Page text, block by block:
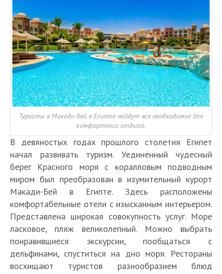
Туристы в Макади-Бей в Египте найдут все необходимое для
комфортного отдыха.
В девяностых годах прошлого столетия Египет
начал развивать туризм. Уединённый чудесный
берег Красного моря с коралловым подводным
миром был преобразован в изумительный курорт
Макади-Бей в Египте. Здесь расположены
комфортабельные отели с изысканным интерьером.
Представлена широкая совокупность услуг. Море
ласковое, пляж великолепный. Можно выбрать
понравившиеся экскурсии, пообщаться с
дельфинами, спуститься на дно моря. Рестораны
восхищают туристов разнообразием блюд